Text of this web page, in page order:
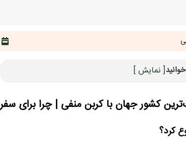
[ نمایش ]
کشور جهان با کربن منفی | چرا برای
کرد؟